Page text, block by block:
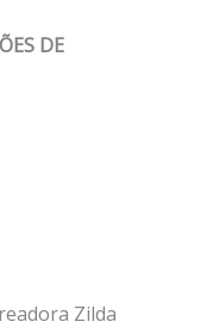
DE
Zilda